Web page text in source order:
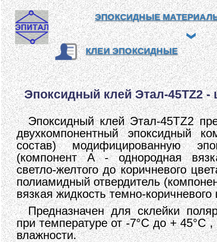
ЭПОКСИДНЫЕ
КЛЕИ ЭПОКСИДНЫЕ
Эпоксидный клей Этал-45TZ2 -
Эпоксидный клей Этал-45TZ2
двухкомпонентный эпоксидный
состав) модифицированную
(компонент А - однородная
светло-желтого до коричневого
полиамидный отвердитель
вязкая жидкость темно-коричневого
Предназначен для склейки
при температуре от -7°С до + 45°С
влажности.